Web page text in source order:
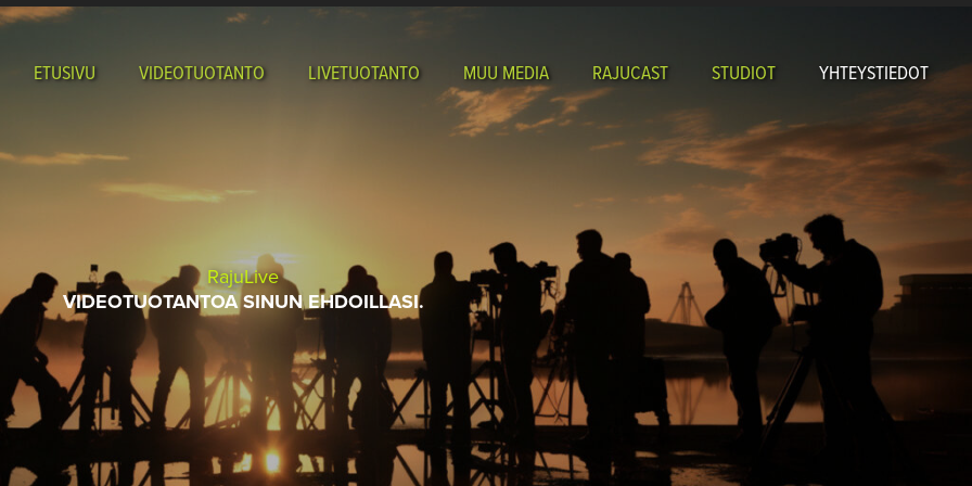
ETUSIVU VIDEOTUOTANTO LIVETUOTANTO MUU MEDIA RAJUCAST STUDIOT YHTEYSTIEDOT
RajuLive
VIDEOTUOTANTOA SINUN EHDOILLASI.